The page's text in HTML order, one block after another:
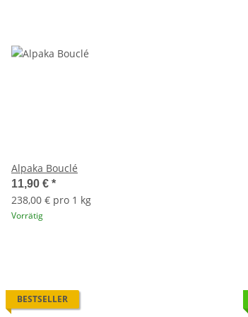
Alpaka Bouclé
11,90 € *
238,00 € pro 1 kg
Vorrätig
BESTSELLER